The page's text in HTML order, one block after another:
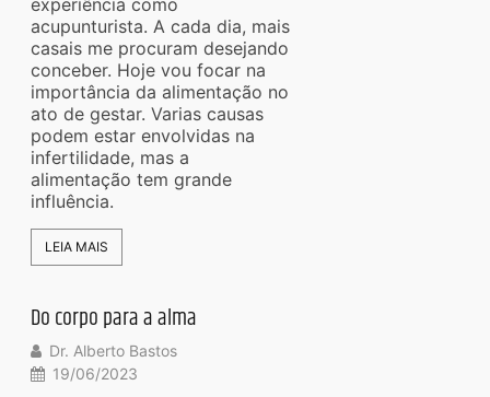
experiência como
acupunturista. A cada dia, mais
casais me procuram desejando
conceber. Hoje vou focar na
importância da alimentação no
ato de gestar. Varias causas
podem estar envolvidas na
infertilidade, mas a
alimentação tem grande
influência.
LEIA MAIS
Do corpo para a alma
Dr. Alberto Bastos
19/06/2023